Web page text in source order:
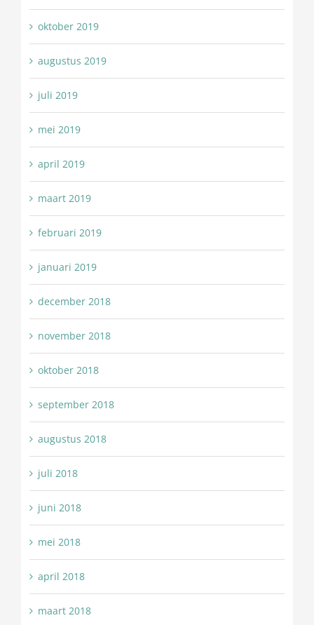
oktober 2019
augustus 2019
juli 2019
mei 2019
april 2019
maart 2019
februari 2019
januari 2019
december 2018
november 2018
oktober 2018
september 2018
augustus 2018
juli 2018
juni 2018
mei 2018
april 2018
maart 2018